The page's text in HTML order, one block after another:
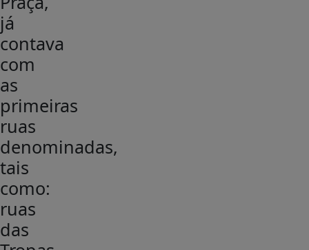
já
contava
com
as
primeiras
ruas
denominadas,
tais
como:
ruas
das